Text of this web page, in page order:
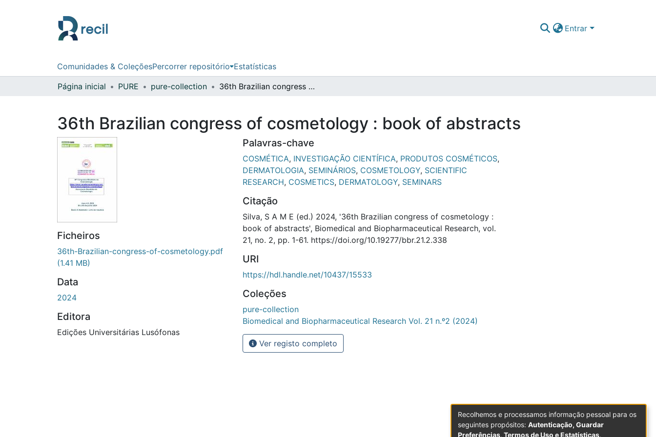
Entrar
Comunidades & ColeçõesPercorrer repositório Estatísticas
Página inicial PURE pure-collection 36th Brazilian congress of cosmetology : book of abstracts
36th Brazilian congress of cosmetology : book of abstracts
Ficheiros
36th-Brazilian-congress-of-cosmetology.pdf
(1.41 MB)
Data
2024
Editora
Edições Universitárias Lusófonas
Palavras-chave
COSMÉTICA, INVESTIGAÇÃO CIENTÍFICA, PRODUTOS COSMÉTICOS,
DERMATOLOGIA, SEMINÁRIOS, COSMETOLOGY, SCIENTIFIC
RESEARCH, COSMETICS, DERMATOLOGY, SEMINARS
Citação
Silva, S A M E (ed.) 2024, '36th Brazilian congress of cosmetology :
book of abstracts', Biomedical and Biopharmaceutical Research, vol.
21, no. 2, pp. 1-61. https://doi.org/10.19277/bbr.21.2.338
URI
https://hdl.handle.net/10437/15533
Coleções
pure-collection
Biomedical and Biopharmaceutical Research Vol. 21 n.º2 (2024)
Ver registo completo
Recolhemos e processamos informação pessoal para os
seguintes propósitos: Autenticação, Guardar
Preferências, Termos de Uso e Estatísticas.